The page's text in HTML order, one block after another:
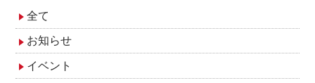
ビ
ゲ
ー
全て
お知らせ
イベント